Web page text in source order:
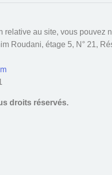
relative au site, vous pouvez
Roudani, étage 5, N° 21,
droits réservés.